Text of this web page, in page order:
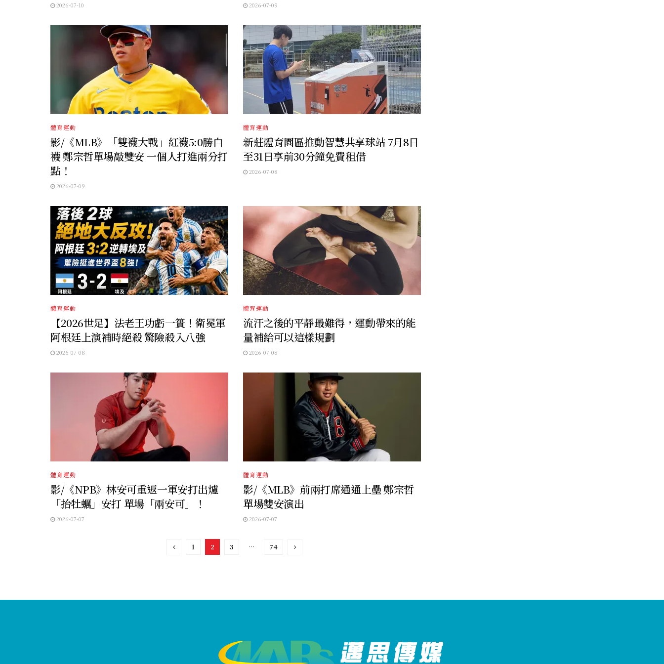
2026-07-10 2026-07-09
體育運動
影/《MLB》「雙襪大戰」紅襪5:0勝白
襪 鄭宗哲單場敲雙安 一個人打進兩分打
點！
2026-07-09
體育運動
新莊體育園區推動智慧共享球站 7月8日
至31日享前30分鐘免費租借
2026-07-08
體育運動
【2026世足】法老王功虧一簣！衛冕軍
阿根廷上演補時絕殺 驚險殺入八強
2026-07-08
體育運動
流汗之後的平靜最難得，運動帶來的能
量補給可以這樣規劃
2026-07-08
體育運動
影/《NPB》林安可重返一軍安打出爐
「抬牡蠣」安打 單場「兩安可」！
2026-07-07
體育運動
影/《MLB》前兩打席通通上壘 鄭宗哲
單場雙安演出
2026-07-07
1 2 3 … 74